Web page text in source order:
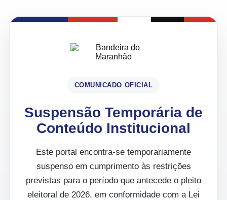
COMUNICADO OFICIAL
Suspensão Temporária de
Conteúdo Institucional
Este portal encontra-se temporariamente
suspenso em cumprimento às restrições
previstas para o período que antecede o pleito
eleitoral de 2026, em conformidade com a Lei